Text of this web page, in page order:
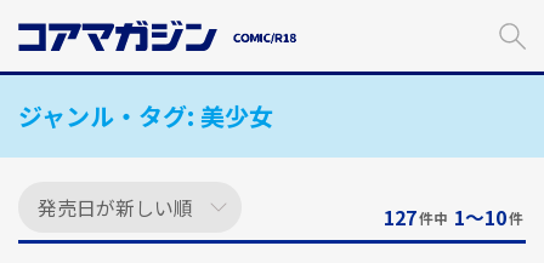
ン
ジャンル・タグ: 美少女
127件中 1〜10件